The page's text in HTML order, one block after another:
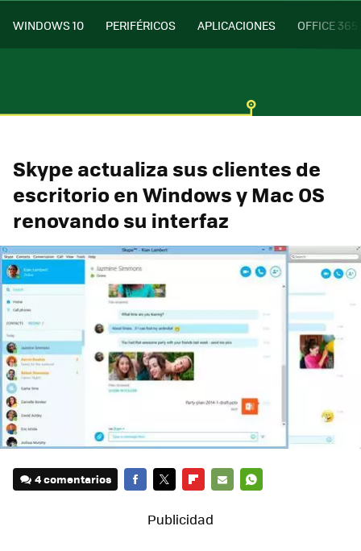
WINDOWS 10 PERIFÉRICOS APLICACIONES OFFICE 365
Skype actualiza sus clientes de
escritorio en Windows y Mac OS
renovando su interfaz
4 comentarios
MAIL